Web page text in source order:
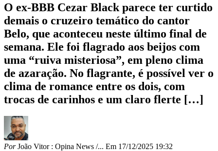
O ex-BBB Cezar Black parece ter curtido
demais o cruzeiro temático do cantor
Belo, que aconteceu neste último final de
semana. Ele foi flagrado aos beijos com
uma “ruiva misteriosa”, em pleno clima
de azaração. No flagrante, é possível ver o
clima de romance entre os dois, com
trocas de carinhos e um claro flerte […]
PorJoão Vitor : Opina News /... Em 17/12/2025 19:32